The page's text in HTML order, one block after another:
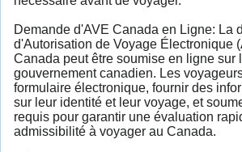
Demande d'AVE Canada en Ligne: La
d'Autorisation de Voyage Électronique
Canada peut être soumise en ligne sur
gouvernement canadien. Les
formulaire électronique, fournir des
sur leur identité et leur voyage, et
requis pour garantir une évaluation
admissibilité à voyager au Canada.